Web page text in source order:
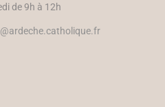
de 9h à 12h